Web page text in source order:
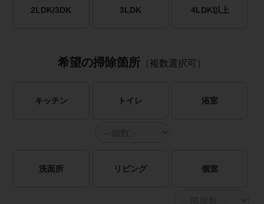
2LDK/3DK 3LDK 4LDK以上
希望の掃除箇所 （複数選択可）
キッチン トイレ 浴室
洗面所 リビング 個室